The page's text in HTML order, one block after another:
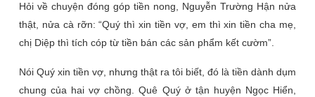
Hỏi về chuyện đóng góp tiền nong, Nguyễn Trường Hận nửa
thật, nửa cà rỡn: “Quý thì xin tiền vợ, em thì xin tiền cha mẹ,
chị Diệp thì tích cóp từ tiền bán các sản phẩm kết cườm”.
Nói Quý xin tiền vợ, nhưng thật ra tôi biết, đó là tiền dành dụm
chung của hai vợ chồng. Quê Quý ở tận huyện Ngọc Hiển,